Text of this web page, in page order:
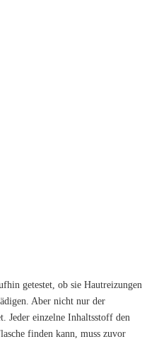
getestet, ob sie Hautreizungen
Aber nicht nur der
Jeder einzelne Inhaltsstoff den
finden kann, muss zuvor